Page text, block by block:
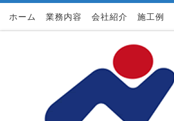
Skip to content
ホーム 業務内容 会社紹介 施工例